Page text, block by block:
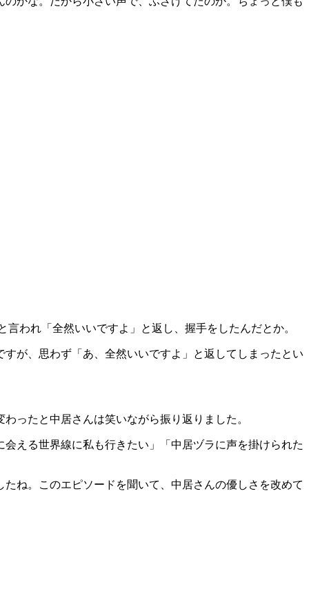
われ「全然いいですよ」と返し、握手をしたんだとか。
が、思わず「あ、全然いいですよ」と返してしまったとい
ったと中居さんは笑いながら振り返りました。
える世界線に私も行きたい」「中居ヅラに声を掛けられた
ね。このエピソードを聞いて、中居さんの優しさを改めて